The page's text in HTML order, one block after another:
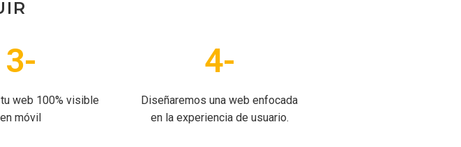
3-
web 100% visible
en móvil
4-
Diseñaremos una web enfocada
en la experiencia de usuario.